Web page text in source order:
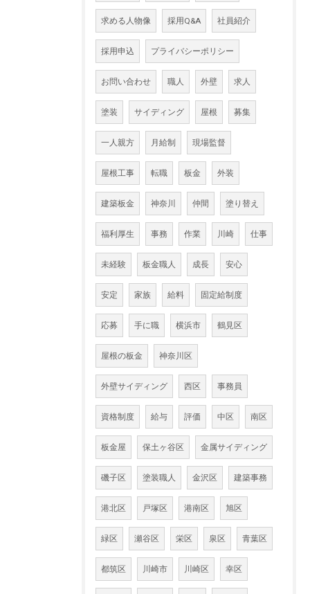
求める人物像 採用Q&A 社員紹介
採用申込 プライバシーポリシー
お問い合わせ 職人 外壁 求人
塗装 サイディング 屋根 募集
一人親方 月給制 現場監督
屋根工事 転職 板金 外装
建築板金 神奈川 仲間 塗り替え
福利厚生 事務 作業 川崎 仕事
未経験 板金職人 成長 安心
安定 家族 給料 固定給制度
応募 手に職 横浜市 鶴見区
屋根の板金 神奈川区
外壁サイディング 西区 事務員
資格制度 給与 評価 中区 南区
板金屋 保土ヶ谷区 金属サイディング
磯子区 塗装職人 金沢区 建築事務
港北区 戸塚区 港南区 旭区
緑区 瀬谷区 栄区 泉区 青葉区
都筑区 川崎市 川崎区 幸区